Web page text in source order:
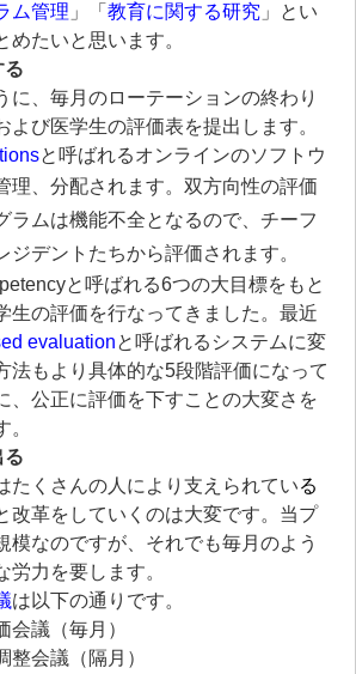
ム管理 」「 教育に関する研究 」とい
めたいと思います。
る
、毎月のローテーションの終わり
よび医学生の評価表を提出します。
と呼ばれるオンラインのソフトウ
理、分配されます。 双方向性の評価
ラムは機能不全となるので、チーフ
ジデントたちから評価されます。
と呼ばれる6つの大目標をもと
生の評価を行なってきました。最近
evaluationと呼ばれるシステムに変
法もより具体的な5段階評価になって
、公正に評価を下すことの大変さを
る
くさんの人により支えられている
改革をしていくのは大変です。当プ
模なのですが、それでも毎月のよう
労力を要します。
は以下の通りです。
会議（毎月）
整会議（隔月）